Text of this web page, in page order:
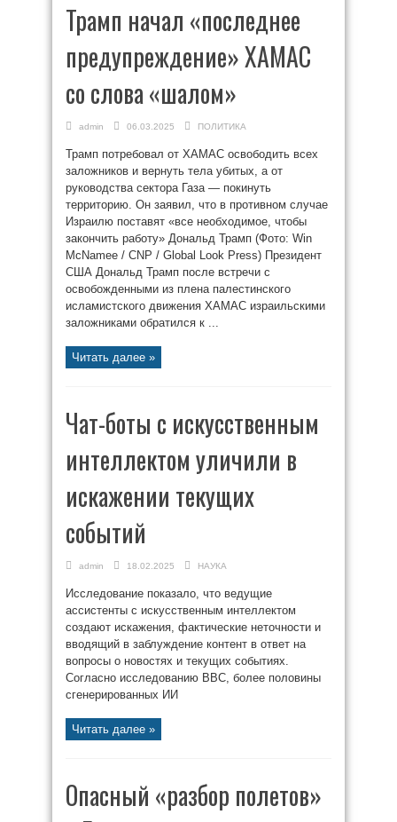
Трамп начал «последнее
предупреждение» ХАМАС
со слова «шалом»
admin 06.03.2025 ПОЛИТИКА
Трамп потребовал от ХАМАС освободить всех
заложников и вернуть тела убитых, а от
руководства сектора Газа — покинуть
территорию. Он заявил, что в противном случае
Израилю поставят «все необходимое, чтобы
закончить работу» Дональд Трамп (Фото: Win
McNamee / CNP / Global Look Press) Президент
США Дональд Трамп после встречи с
освобожденными из плена палестинского
исламистского движения ХАМАС израильскими
заложниками обратился к ...
Читать далее »
Чат-боты с искусственным
интеллектом уличили в
искажении текущих
событий
admin 18.02.2025 НАУКА
Исследование показало, что ведущие
ассистенты с искусственным интеллектом
создают искажения, фактические неточности и
вводящий в заблуждение контент в ответ на
вопросы о новостях и текущих событиях.
Согласно исследованию BBC, более половины
сгенерированных ИИ
Читать далее »
Опасный «разбор полетов»